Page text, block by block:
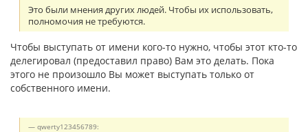
Это были мнения других людей. Чтобы их использовать,
полномочия не требуются.
Чтобы выступать от имени кого-то нужно, чтобы этот кто-то
делегировал (предоставил право) Вам это делать. Пока
этого не произошло Вы может выступать только от
собственного имени.
qwerty123456789: